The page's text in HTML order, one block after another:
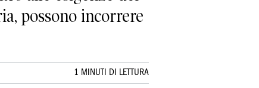
possono incorrere
1 MINUTI DI LETTURA